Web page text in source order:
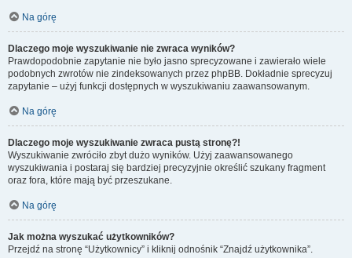
Na górę
Dlaczego moje wyszukiwanie nie zwraca wyników?
Prawdopodobnie zapytanie nie było jasno sprecyzowane i zawierało wiele
podobnych zwrotów nie zindeksowanych przez phpBB. Dokładnie sprecyzuj
zapytanie – użyj funkcji dostępnych w wyszukiwaniu zaawansowanym.
Na górę
Dlaczego moje wyszukiwanie zwraca pustą stronę?!
Wyszukiwanie zwróciło zbyt dużo wyników. Użyj zaawansowanego
wyszukiwania i postaraj się bardziej precyzyjnie określić szukany fragment
oraz fora, które mają być przeszukane.
Na górę
Jak można wyszukać użytkowników?
Przejdź na stronę “Użytkownicy” i kliknij odnośnik “Znajdź użytkownika”.